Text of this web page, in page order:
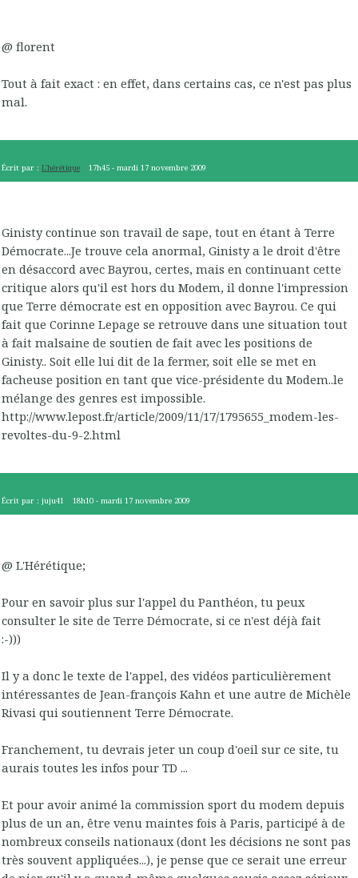
@ florent
Tout à fait exact : en effet, dans certains cas, ce n'est pas plus
mal.
Écrit par : L'hérétique 17h45 -mardi 17 novembre 2009
Ginisty continue son travail de sape, tout en étant à Terre
Démocrate...Je trouve cela anormal, Ginisty a le droit d'être
en désaccord avec Bayrou, certes, mais en continuant cette
critique alors qu'il est hors du Modem, il donne l'impression
que Terre démocrate est en opposition avec Bayrou. Ce qui
fait que Corinne Lepage se retrouve dans une situation tout
à fait malsaine de soutien de fait avec les positions de
Ginisty.. Soit elle lui dit de la fermer, soit elle se met en
facheuse position en tant que vice-présidente du Modem..le
mélange des genres est impossible.
http://www.lepost.fr/article/2009/11/17/1795655_modem-les-
revoltes-du-9-2.html
Écrit par : juju41 18h10 -mardi 17 novembre 2009
@ L'Hérétique;
Pour en savoir plus sur l'appel du Panthéon, tu peux
consulter le site de Terre Démocrate, si ce n'est déjà fait
:-)))
Il y a donc le texte de l'appel, des vidéos particulièrement
intéressantes de Jean-françois Kahn et une autre de Michèle
Rivasi qui soutiennent Terre Démocrate.
Franchement, tu devrais jeter un coup d'oeil sur ce site, tu
aurais toutes les infos pour TD ...
Et pour avoir animé la commission sport du modem depuis
plus de un an, être venu maintes fois à Paris, participé à de
nombreux conseils nationaux (dont les décisions ne sont pas
très souvent appliquées...), je pense que ce serait une erreur